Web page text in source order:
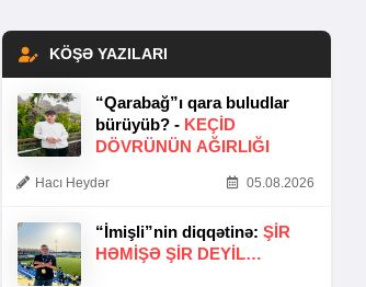
KÖŞƏ YAZILARI
“Qarabağ”ı qara buludlar
bürüyüb? - KEÇID
DÖVRÜNÜN AĞIRLIĞI
Hacı Heydər 05.08.2026
“İmişli”nin diqqətinə: ŞIR
HƏMIŞƏ ŞIR DEYIL…